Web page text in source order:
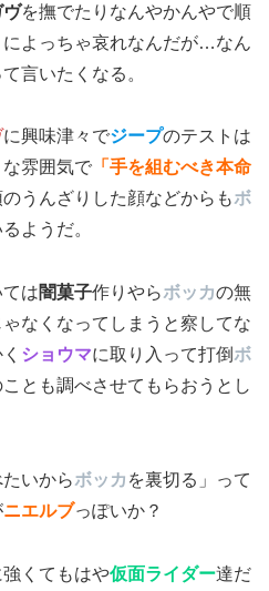
ヴを撫でたりなんやかんやで順
よっちゃ哀れなんだが…なん
言いたくなる。
に興味津々でジープのテストは
雰囲気で 「手を組むべき本命
うんざりした顔などからもボ
ようだ。
は闇菓子作りやらボッカの無
なくなってしまうと察してな
ショウマに取り入って打倒 ボ
ことも調べさせてもらおうとし
いからボッカ を裏切る」って
ニエルブっぽいか？
くてもはや仮面ライダー達だ